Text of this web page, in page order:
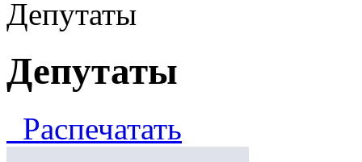
Депутаты
Депутаты
Распечатать